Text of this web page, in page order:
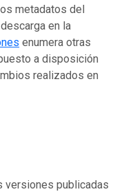
metadatos del
en la
enumera otras
a disposición
realizados en
versiones publicadas